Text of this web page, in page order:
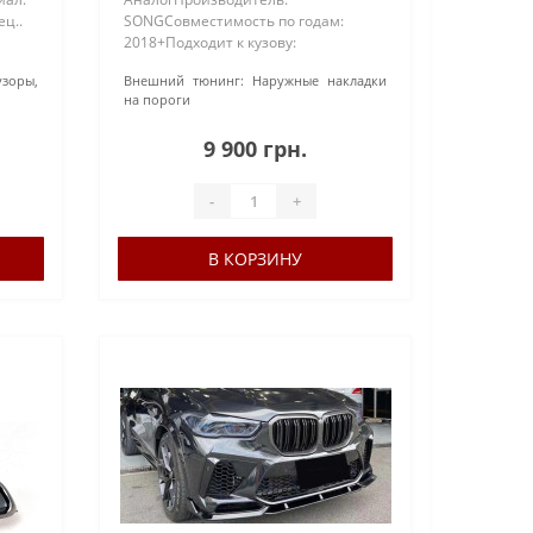
SONGСовместимость по годам:
2018+Подходит к кузову:
пластикПокраска: Под покраскуТип
установки: В штатные места..
Внешний тюнинг: Наружные накладки
на пороги
9 900 грн.
- +
В КОРЗИНУ